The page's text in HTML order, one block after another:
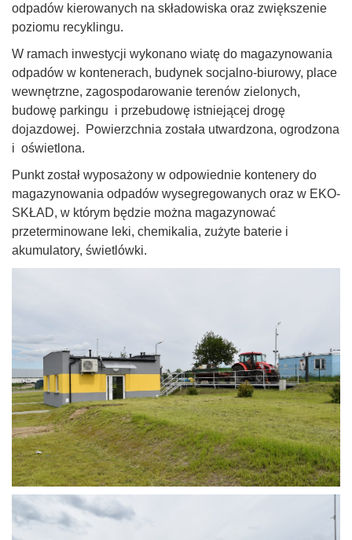
odpadów kierowanych na składowiska oraz zwiększenie
poziomu recyklingu.
W ramach inwestycji wykonano wiatę do magazynowania
odpadów w kontenerach, budynek socjalno-biurowy, place
wewnętrzne, zagospodarowanie terenów zielonych,
budowę parkingu i przebudowę istniejącej drogę
dojazdowej. Powierzchnia została utwardzona, ogrodzona
i oświetlona.
Punkt został wyposażony w odpowiednie kontenery do
magazynowania odpadów wysegregowanych oraz w EKO-
SKŁAD, w którym będzie można magazynować
przeterminowane leki, chemikalia, zużyte baterie i
akumulatory, świetlówki.